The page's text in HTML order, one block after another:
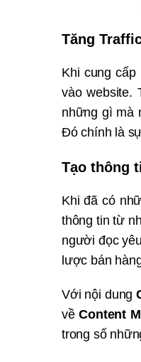
Tăng
Khi cung
vào website.
những gì mà
Đó chính là
Tạo thông
Khi đã có
thông tin từ
người đọc
lược bán
Với nội dung
vềContent
trong số